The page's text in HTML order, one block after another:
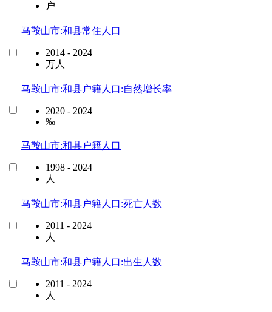
户
马鞍山市:和县常住人口
2014 - 2024
万人
马鞍山市:和县户籍人口:自然增长率
2020 - 2024
‰
马鞍山市:和县户籍人口
1998 - 2024
人
马鞍山市:和县户籍人口:死亡人数
2011 - 2024
人
马鞍山市:和县户籍人口:出生人数
2011 - 2024
人